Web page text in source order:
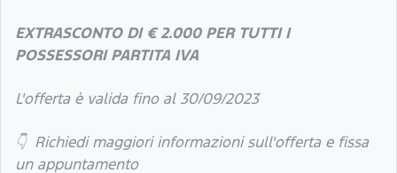
EXTRASCONTO DI € 2.000 PER TUTTI I
POSSESSORI PARTITA IVA
L'offerta è valida fino al 30/09/2023
👇 Richiedi maggiori informazioni sull'offerta e fissa
un appuntamento